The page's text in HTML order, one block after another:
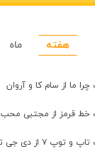
هفته ماه
چرا ما از سام کا و آروان
خط قرمز از مجتبی محب
۷ از دی جی تی ان تی